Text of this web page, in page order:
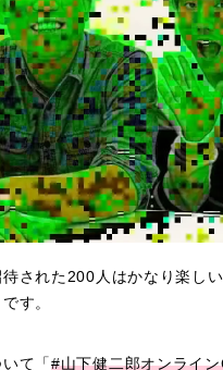
された200人はかなり楽し
す。
いて「#山下健二郎オンライ